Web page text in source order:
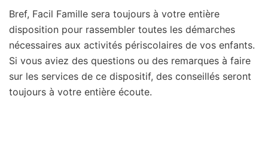
Bref, Facil Famille sera toujours à votre entière
disposition pour rassembler toutes les démarches
nécessaires aux activités périscolaires de vos enfants.
Si vous aviez des questions ou des remarques à faire
sur les services de ce dispositif, des conseillés seront
toujours à votre entière écoute.